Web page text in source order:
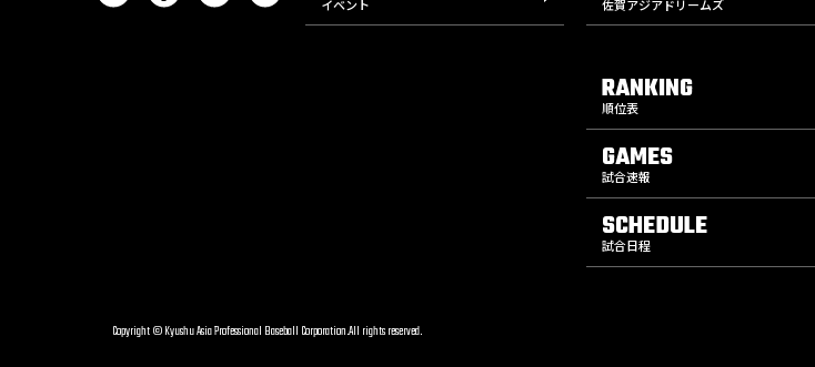
イベント 佐賀アジアドリームズ
RANKING
順位表
GAMES
試合速報
SCHEDULE
試合日程
Copyright © Kyushu Asia Professional Baseball Corporation.All rights reserved.